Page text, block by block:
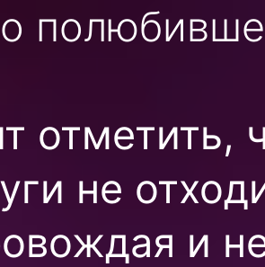
отметить,
не
и